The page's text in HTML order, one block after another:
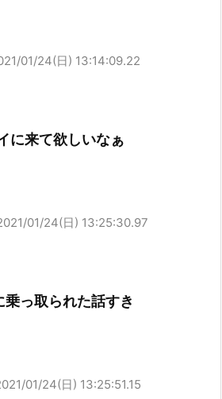
01/24(日) 13:14:09.22
に来て欲しいなぁ
01/24(日) 13:25:30.97
っ取られた話すき
01/24(日) 13:25:51.15